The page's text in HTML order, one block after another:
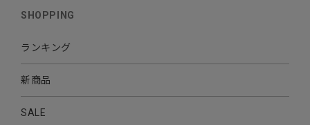
SHOPPING
ランキング
新商品
SALE